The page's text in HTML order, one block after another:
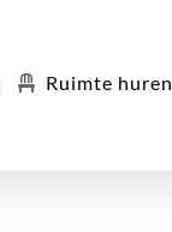
Ruimte huren